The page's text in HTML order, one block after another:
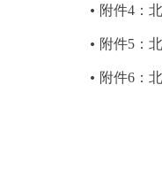
附件4：
附件5：
附件6：